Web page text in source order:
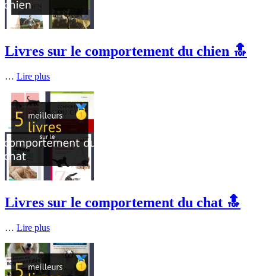
Livres sur le comportement du chien 🔝
… Lire plus
Livres sur le comportement du chat 🔝
… Lire plus